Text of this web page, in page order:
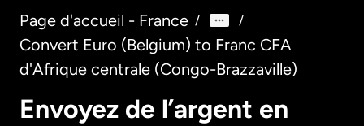
Page d'accueil - France / /
Convert Euro (Belgium) to Franc CFA
d'Afrique centrale (Congo-Brazzaville)
Envoyez de l’argent en